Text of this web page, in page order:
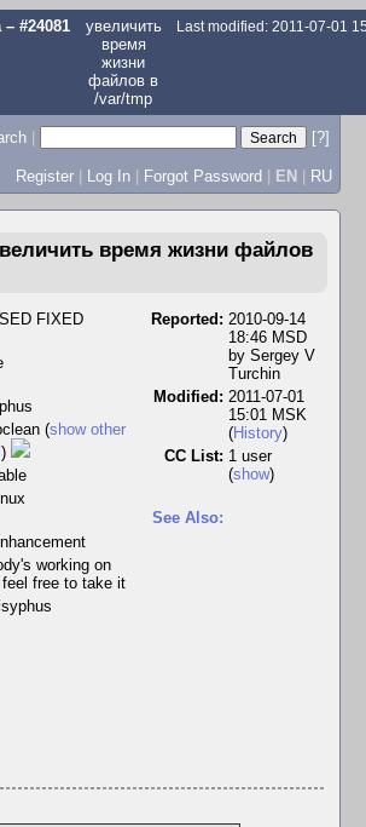
– #24081
увеличить
время
жизни
файлов в
/var/tmp
Last modified: 2011-07-01
|
[?]
Register | Log In | Forgot Password | EN | RU
время жизни файлов
FIXED
(show other
)
working on
free to take it
Reported: 2010-09-14
18:46 MSD
by Sergey V
Turchin
Modified: 2011-07-01
15:01 MSK
(History)
CC List: 1 user
(show)
See Also: